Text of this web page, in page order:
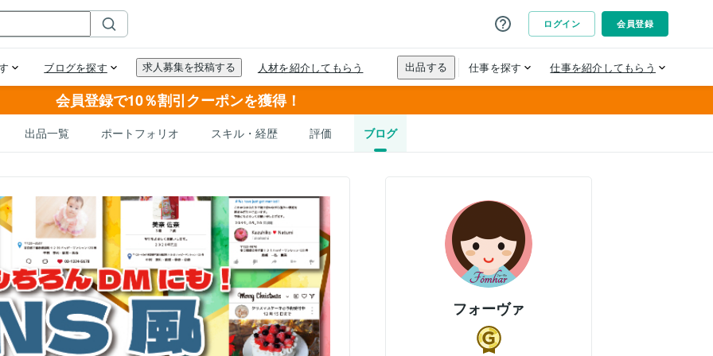
会員登録で10％割引クーポンを獲得！
出品一覧 ポートフォリオ スキル・経歴 評価 ブログ
フォーヴァ